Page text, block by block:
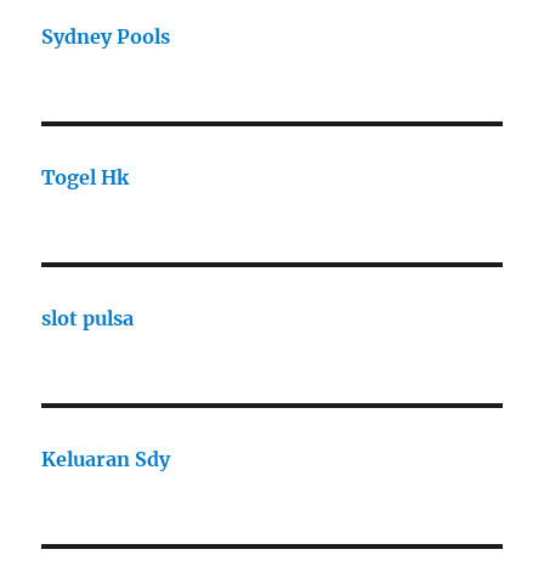
Sydney Pools
Togel Hk
slot pulsa
Keluaran Sdy